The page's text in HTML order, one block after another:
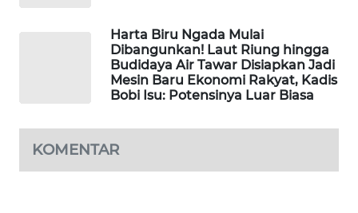
Harta Biru Ngada Mulai
Dibangunkan! Laut Riung hingga
Budidaya Air Tawar Disiapkan Jadi
Mesin Baru Ekonomi Rakyat, Kadis
Bobi Isu: Potensinya Luar Biasa
KOMENTAR
NEWS